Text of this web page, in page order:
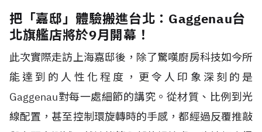
把「嘉邸」體驗搬進台北：Gaggenau台
北旗艦店將於9月開幕！
此次實際走訪上海嘉邸後，除了驚嘆廚房科技如今所
能達到的人性化程度，更令人印象深刻的是
Gaggenau對每一處細節的講究。從材質、比例到光
線配置，甚至控制環旋轉時的手感，都經過反覆推敲